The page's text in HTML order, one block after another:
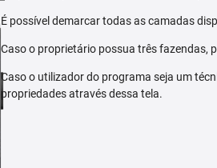
É possível demarcar todas as camadas
Caso o proprietário possua três fazendas,
Caso o utilizador do programa seja um
propriedades através dessa tela.